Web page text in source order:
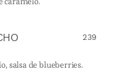
239
salsa de blueberries.